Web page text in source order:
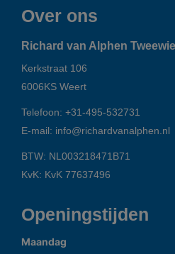
Over ons
Richard van Alphen
Kerkstraat 106
6006KS Weert
Telefoon: +31-495-532731
E-mail: info@richardvanalphen.nl
BTW: NL003218471B71
KvK: KvK 77637496
Openingstijden
Maandag